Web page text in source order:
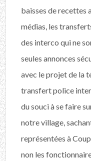
baisses de recettes
médias, les
des interco qui ne
seules annonces
avec le projet de la
transfert police
du souci à se faire
notre village,
représentées à
non les